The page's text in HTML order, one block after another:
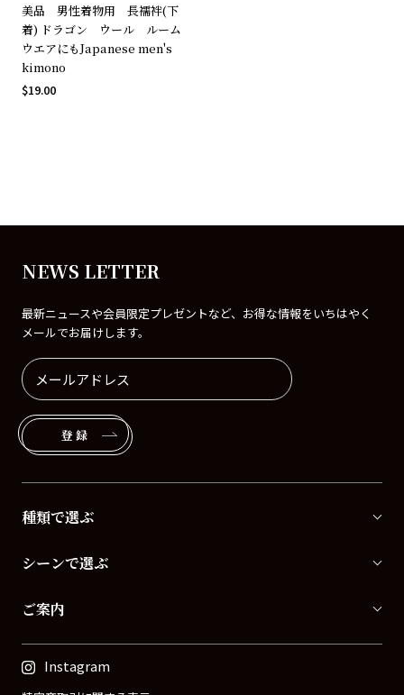
美品 男性着物用 長襦袢(下
着) ドラゴン ウール ルーム
ウエアにもJapanese men's
kimono
$19.00
NEWS LETTER
最新ニュースや会員限定プレゼントなど、お得な情報をいちはやく
メールでお届けします。
登録
種類で選ぶ
シーンで選ぶ
ご案内
Instagram